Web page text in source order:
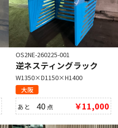
OS2NE-260225-001
逆ネスティングラック
W1350×D1150×H1400
大阪
あと40 点 ￥11,000